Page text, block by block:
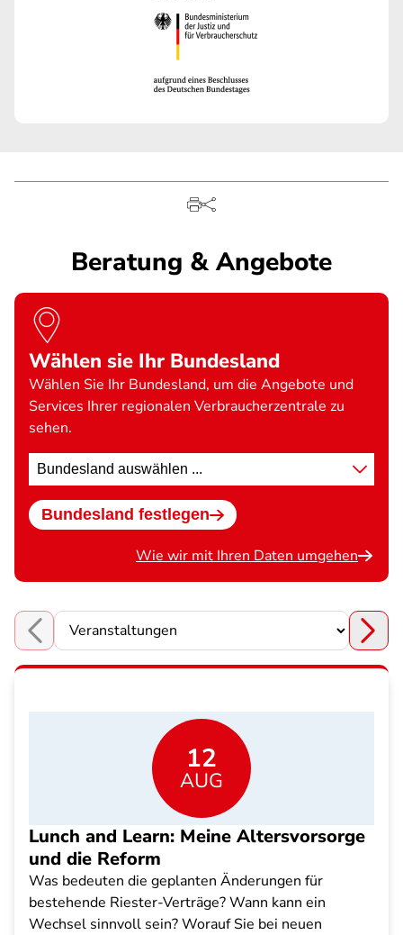
Beratung & Angebote
Wählen sie Ihr Bundesland
Wählen Sie Ihr Bundesland, um die Angebote und
Services Ihrer regionalen Verbraucherzentrale zu
sehen.
Standort
wählen
Bundesland festlegen
Wie wir mit Ihren Daten umgehen
Choose a section
12
AUG
Lunch and Learn: Meine Altersvorsorge
und die Reform
Was bedeuten die geplanten Änderungen für
bestehende Riester-Verträge? Wann kann ein
Wechsel sinnvoll sein? Worauf Sie bei neuen